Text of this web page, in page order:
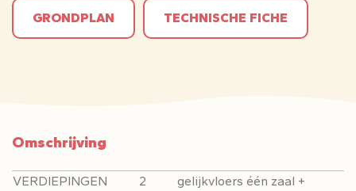
GRONDPLAN TECHNISCHE FICHE
Omschrijving
VERDIEPINGEN 2
gelijkvloers één zaal +